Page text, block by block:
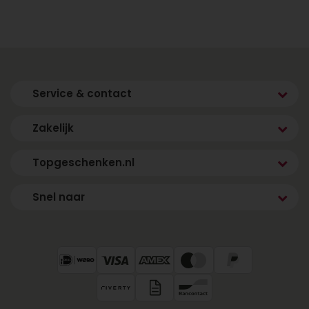
Ruim assortiment heliumballonnen en
Eenvoudig online bestellen
Voeg een persoonlijk kaartje toe voor een
Bestel vandaag nog jouw
Service & contact
Zakelijk
Topgeschenken.nl
Snel naar